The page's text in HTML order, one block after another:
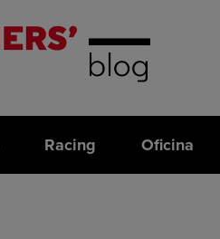
Racing Oficina